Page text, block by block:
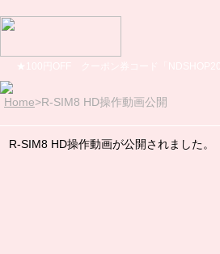
Home>R-SIM8 HD操作動画公開
R-SIM8 HD操作動画が公開されました。